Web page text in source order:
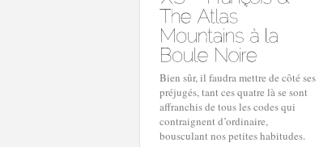
Bien sûr, il faudra mettre de côté ses
préjugés, tant ces quatre là se sont
affranchis de tous les codes qui
contraignent d’ordinaire,
bousculant nos petites habitudes.